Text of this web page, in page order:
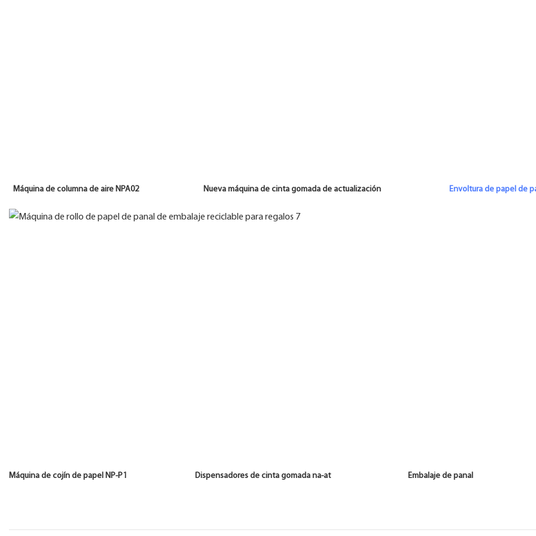
Máquina de columna de aire NPA02 Nueva máquina de cinta gomada de actualización Envoltura de papel de
Máquina de cojín de papel NP-P1 Dispensadores de cinta gomada na-at Embalaje de panal